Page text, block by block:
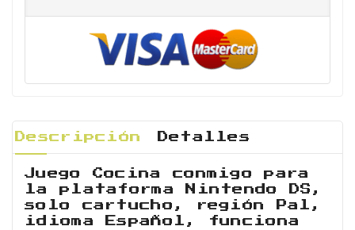
Descripción Detalles
Juego Cocina conmigo para
la plataforma Nintendo DS,
solo cartucho, región Pal,
idioma Español, funciona